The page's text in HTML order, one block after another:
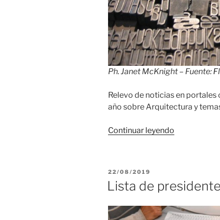
Ph. Janet McKnight – Fuente:
Relevo de noticias en
año sobre Arquitectura y
Continuar leyendo
agosto
2019»
PUBLICADO
EL
22/08/2019
Lista de